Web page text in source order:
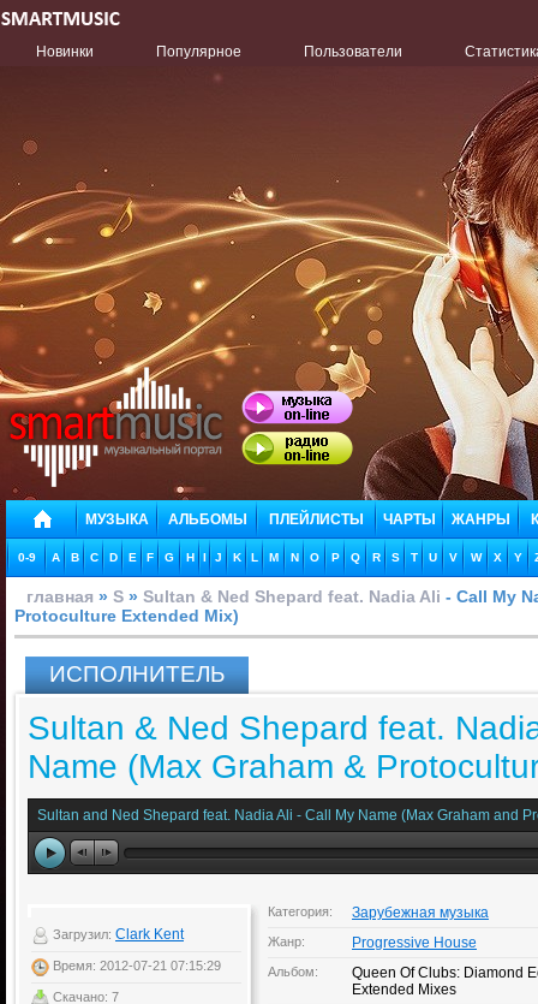
Новинки Популярное Пользователи
МУЗЫКА АЛЬБОМЫ ПЛЕЙЛИСТЫ ЧАРТЫ ЖАНРЫ
0-9 A B C D E F G H I J K L M N O P Q R S T U V W X Y
главная » S » Sultan & Ned Shepard feat. Nadia Ali - Call My
Protoculture Extended Mix)
ИСПОЛНИТЕЛЬ
Sultan & Ned Shepard feat.
Name (Max Graham &
Sultan and Ned Shepard feat. Nadia Ali - Call My Name (Max Graham and
Загрузил: Clark Kent
Время: 2012-07-21 07:15:29
Скачано: 7
Категория: Зарубежная музыка
Жанр: Progressive House
Альбом:
Queen Of Clubs: Diamond
Extended Mixes